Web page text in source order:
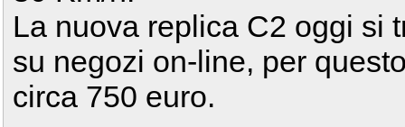
La nuova replica C2 oggi si
su negozi on-line, per
circa 750 euro.